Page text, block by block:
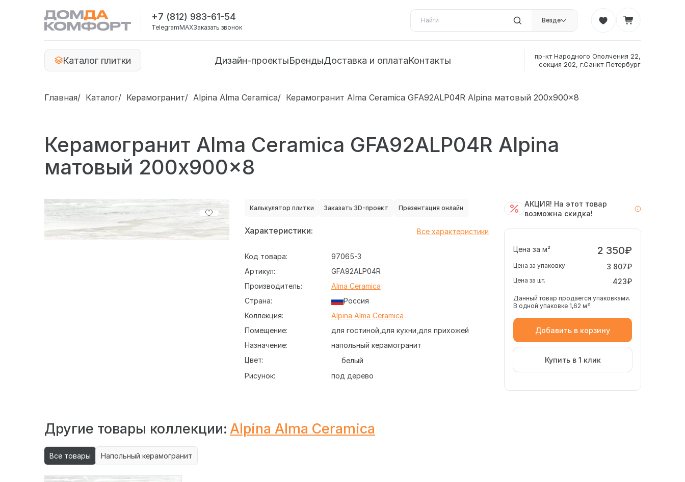
+7 (812) 983-61-54
TelegramMAXЗаказать звонок
Везде
Каталог плитки Дизайн-проектыБрендыДоставка и оплатаКонтакты
пр-кт Народного Ополчения 22,
секция 202, г.Санкт-Петербург
Главная Каталог Керамогранит Alpina Alma Ceramica Керамогранит Alma Ceramica GFA92ALP04R Alpina матовый 200x900x8
Керамогранит Alma Ceramica GFA92ALP04R Alpina
матовый 200x900x8
Калькулятор плитки Заказать 3D-проект Презентация онлайн
Характеристики:
Код товара:
97065-3
Артикул:
GFA92ALP04R
Производитель:
Alma Ceramica
Страна:
Россия
Коллекция:
Alpina Alma Ceramica
Помещение:
для гостиной для кухни для прихожей
Назначение:
напольный керамогранит
Цвет:
белый
Рисунок:
под дерево
Все характеристики
АКЦИЯ! На этот товар
возможна скидка!
Цена за м² 2 350₽
Цена за упаковку 3 807₽
Цена за шт. 423₽
Данный товар продается упаковками.
В одной упаковке 1,62 м².
Добавить в корзину
Купить в 1 клик
Другие товары коллекции: Alpina Alma Ceramica
Все товары Напольный керамогранит